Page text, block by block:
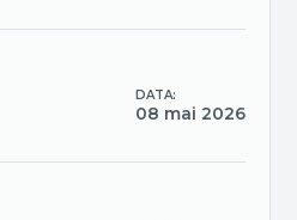
DATA:
08 mai 2026